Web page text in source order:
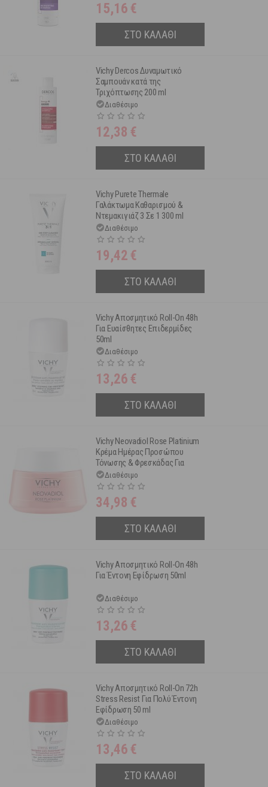
15,16 €
ΣΤΟ ΚΑΛΑΘΙ
Vichy Dercos Δυναμωτικό
Σαμπουάν κατά της
Τριχόπτωσης 200 ml
Διαθέσιμο
12,38 €
ΣΤΟ ΚΑΛΑΘΙ
Vichy Purete Thermale
Γαλάκτωμα Καθαρισμού &
Ντεμακιγιάζ 3 Σε 1 300 ml
Διαθέσιμο
19,42 €
ΣΤΟ ΚΑΛΑΘΙ
Vichy Αποσμητικό Roll-On 48h
Για Ευαίσθητες Επιδερμίδες
50ml
Διαθέσιμο
13,26 €
ΣΤΟ ΚΑΛΑΘΙ
Vichy Neovadiol Rose Platinium
Κρέμα Ημέρας Προσώπου
Τόνωσης & Φρεσκάδας Για
Ώριμη & Θαμπή Επιδερμίδα
50ml
Διαθέσιμο
34,98 €
ΣΤΟ ΚΑΛΑΘΙ
Vichy Αποσμητικό Roll-On 48h
Για Έντονη Εφίδρωση 50ml
Διαθέσιμο
13,26 €
ΣΤΟ ΚΑΛΑΘΙ
Vichy Αποσμητικό Roll-On 72h
Stress Resist Για Πολύ Έντονη
Εφίδρωση 50 ml
Διαθέσιμο
13,46 €
ΣΤΟ ΚΑΛΑΘΙ